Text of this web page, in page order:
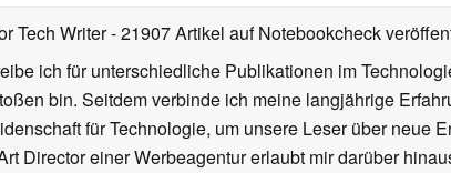
Tech Writer- 21907 Artikel auf Notebookcheck
ich für unterschiedliche Publikationen im
bin. Seitdem verbinde ich meine langjährige
für Technologie, um unsere Leser über neue
Director einer Werbeagentur erlaubt mir darüber